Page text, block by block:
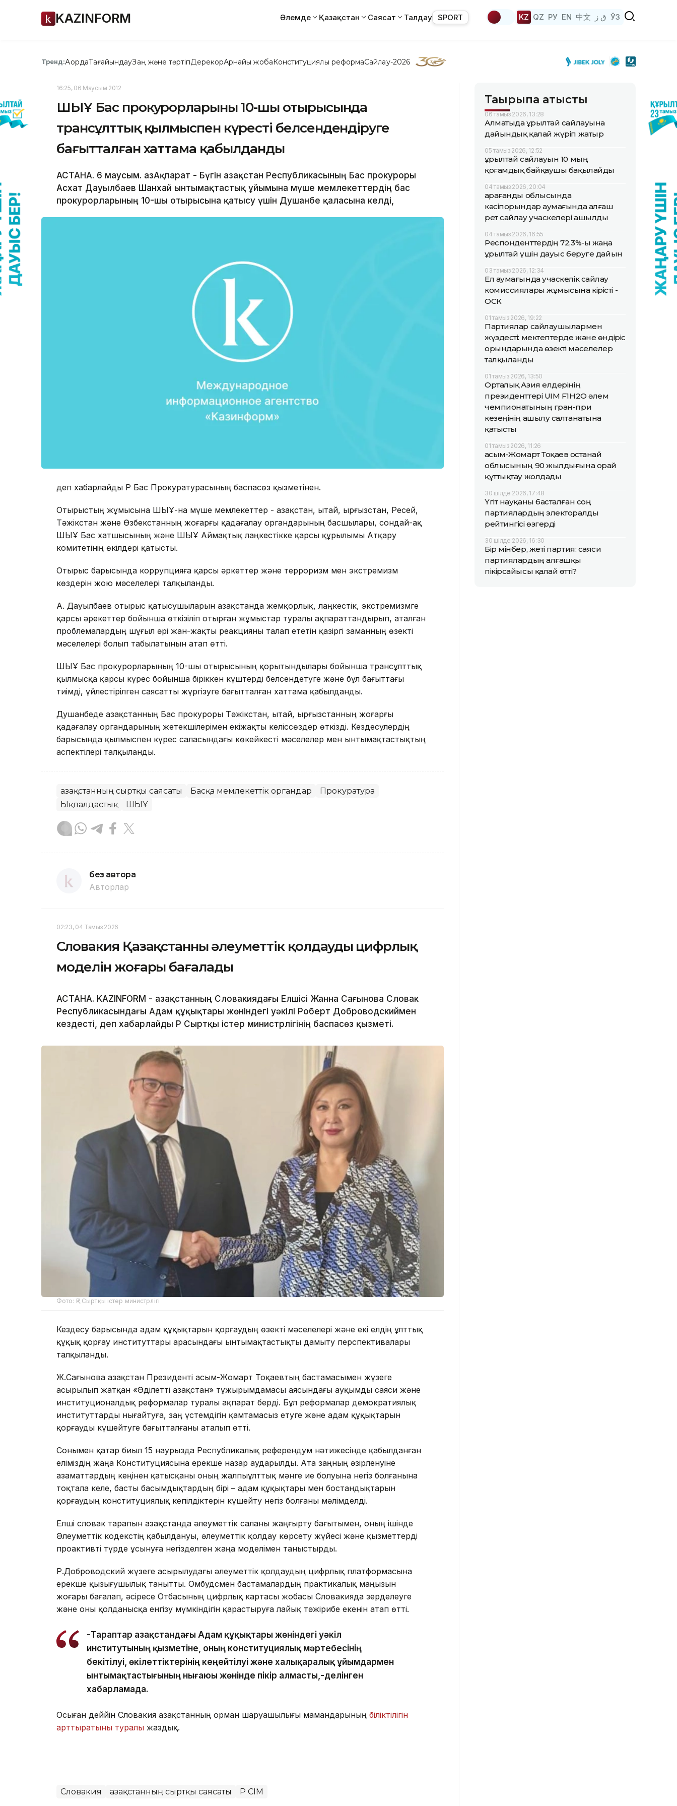
KAZINFORM Әлемде Қазақстан Саясат Талдау SPORT KZ QZ РУ EN 中文 ق ز ЎЗ
Тренд:АқордаТағайындауЗаң және тәртіпДерекқорАрнайы жобаКонституциялық реформаСайлау-2026
16:25, 06 Маусым 2012
ШЫҰ Бас прокурорларының 10-шы отырысында
трансұлттық қылмыспен күресті белсендендіруге
бағытталған хаттама қабылданды
АСТАНА. 6 маусым. ҚазАқпарат - Бүгін Қазақстан Республикасының Бас прокуроры
Асхат Дауылбаев Шанхай ынтымақтастық ұйымына мүше мемлекеттердің бас
прокурорларының 10-шы отырысына қатысу үшін Душанбе қаласына келді,
деп хабарлайды ҚР Бас Прокуратурасының баспасөз қызметінен.
Отырыстың жұмысына ШЫҰ-на мүше мемлекеттер - Қазақстан, Қытай, Қырғызстан, Ресей,
Тәжікстан және Өзбекстанның жоғарғы қадағалау органдарының басшылары, сондай-ақ
ШЫҰ Бас хатшысының және ШЫҰ Аймақтық лаңкестікке қарсы құрылымы Атқару
комитетінің өкілдері қатысты.
Отырыс барысында коррупцияға қарсы әркеттер және терроризм мен экстремизм
көздерін жою мәселелері талқыланды.
А. Дауылбаев отырыс қатысушыларын Қазақстанда жемқорлық, лаңкестік, экстремизмге
қарсы әрекеттер бойынша өткізіліп отырған жұмыстар туралы ақпараттандырып, аталған
проблемалардың шұғыл әрі жан-жақты реакцияны талап ететін қазіргі заманның өзекті
мәселелері болып табылатынын атап өтті.
ШЫҰ Бас прокурорларының 10-шы отырысының қорытындылары бойынша трансұлттық
қылмысқа қарсы күрес бойынша біріккен күштерді белсендетуге және бұл бағыттағы
тиімді, үйлестірілген саясатты жүргізуге бағытталған хаттама қабылданды.
Душанбеде Қазақстанның Бас прокуроры Тәжікстан, Қытай, Қырғызстанның жоғарғы
қадағалау органдарының жетекшілерімен екіжақты келіссөздер өткізді. Кездесулердің
барысында қылмыспен күрес саласындағы көкейкесті мәселелер мен ынтымақтастықтың
аспектілері талқыланды.
Қазақстанның сыртқы саясаты Басқа мемлекеттік органдар
Прокуратура
Ықпалдастық
ШЫҰ
без автора
Авторлар
02:23, 04 Тамыз 2026
Словакия Қазақстанның әлеуметтік қолдаудың цифрлық
моделін жоғары бағалады
АСТАНА. KAZINFORM - Қазақстанның Словакиядағы Елшісі Жанна Сағынова Словак
Республикасындағы Адам құқықтары жөніндегі уәкілі Роберт Доброводскиймен
кездесті, деп хабарлайды ҚР Сыртқы істер министрлігінің баспасөз қызметі.
Фото: ҚР Сыртқы істер министрлігі
Кездесу барысында адам құқықтарын қорғаудың өзекті мәселелері және екі елдің ұлттық
құқық қорғау институттары арасындағы ынтымақтастықты дамыту перспективалары
талқыланды.
Ж.Сағынова Қазақстан Президенті Қасым-Жомарт Тоқаевтың бастамасымен жүзеге
асырылып жатқан «Әділетті Қазақстан» тұжырымдамасы аясындағы ауқымды саяси және
институционалдық реформалар туралы ақпарат берді. Бұл реформалар демократиялық
институттарды нығайтуға, заң үстемдігін қамтамасыз етуге және адам құқықтарын
қорғауды күшейтуге бағытталғаны аталып өтті.
Сонымен қатар биыл 15 наурызда Республикалық референдум нәтижесінде қабылданған
еліміздің жаңа Конституциясына ерекше назар аударылды. Ата заңның әзірленуіне
азаматтардың кеңінен қатысқаны оның жалпыұлттық мәнге ие болуына негіз болғанына
тоқтала келе, басты басымдықтардың бірі – адам құқықтары мен бостандықтарын
қорғаудың конституциялық кепілдіктерін күшейту негіз болғаны мәлімделді.
Елші словак тарапын Қазақстанда әлеуметтік саланы жаңғырту бағытымен, оның ішінде
Әлеуметтік кодекстің қабылдануы, әлеуметтік қолдау көрсету жүйесі және қызметтерді
проактивті түрде ұсынуға негізделген жаңа моделімен таныстырды.
Р.Доброводский жүзеге асырылудағы әлеуметтік қолдаудың цифрлық платформасына
ерекше қызығушылық танытты. Омбудсмен бастамалардың практикалық маңызын
жоғары бағалап, әсіресе Отбасының цифрлық картасы жобасы Словакияда зерделеуге
және оны қолданысқа енгізу мүмкіндігін қарастыруға лайық тәжірибе екенін атап өтті.
-Тараптар Қазақстандағы Адам құқықтары жөніндегі уәкіл
институтының қызметіне, оның конституциялық мәртебесінің
бекітілуі, өкілеттіктерінің кеңейтілуі және халықаралық ұйымдармен
ынтымақтастығының нығаюы жөнінде пікір алмасты,-делінген
хабарламада.
Осыған деййін Словакия Қазақстанның орман шаруашылығы мамандарының біліктілігін
арттыратыны туралы жаздық.
Словакия Қазақстанның сыртқы саясаты ҚР СІМ
Тақырыпқа қатысты
06 тамыз 2026, 13:28
Алматыда Құрылтай сайлауына
дайындық қалай жүріп жатыр
05 тамыз 2026, 12:52
Құрылтай сайлауын 10 мың
қоғамдық байқаушы бақылайды
04 тамыз 2026, 20:04
Қарағанды облысында
кәсіпорындар аумағында алғаш
рет сайлау учаскелері ашылды
04 тамыз 2026, 16:55
Респонденттердің 72,3%-ы жаңа
Құрылтай үшін дауыс беруге дайын
03 тамыз 2026, 12:34
Ел аумағында учаскелік сайлау
комиссиялары жұмысына кірісті -
ОСК
01 тамыз 2026, 19:22
Партиялар сайлаушылармен
жүздесті: мектептерде және өндіріс
орындарында өзекті мәселелер
талқыланды
01 тамыз 2026, 13:50
Орталық Азия елдерінің
президенттері UIM F1H2O әлем
чемпионатының гран-при
кезеңінің ашылу салтанатына
қатысты
01 тамыз 2026, 11:26
Қасым-Жомарт Тоқаев Қостанай
облысының 90 жылдығына орай
құттықтау жолдады
30 шілде 2026, 17:48
Үгіт науқаны басталған соң
партиялардың электоралды
рейтингісі өзгерді
30 шілде 2026, 16:30
Бір мінбер, жеті партия: саяси
партиялардың алғашқы
пікірсайысы қалай өтті?